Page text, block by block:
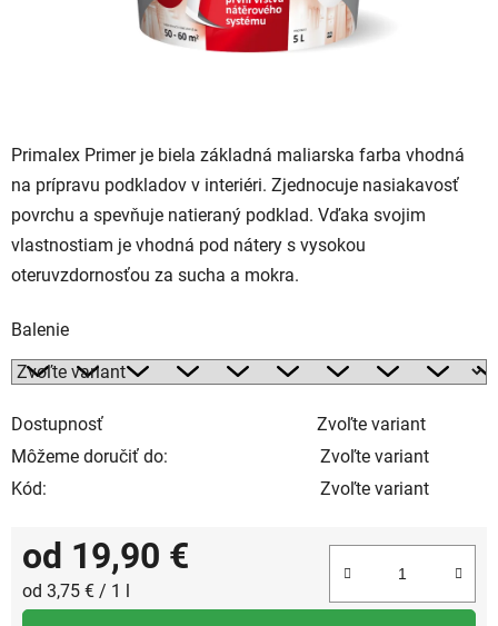
Primalex Primer je biela základná maliarska farba vhodná
na prípravu podkladov v interiéri. Zjednocuje nasiakavosť
povrchu a spevňuje natieraný podklad. Vďaka svojim
vlastnostiam je vhodná pod nátery s vysokou
oteruvzdornosťou za sucha a mokra.
Balenie
Dostupnosť
Zvoľte variant
Môžeme doručiť do:
Zvoľte variant
Kód:
Zvoľte variant
od 19,90 €
Jednotková cena:
od 3,75 € / 1 l